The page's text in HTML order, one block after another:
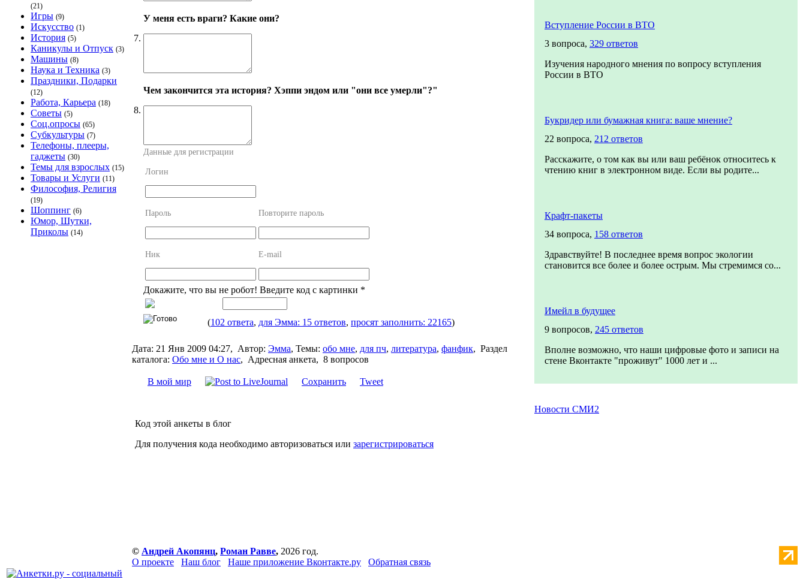
(21)
Игры (9)
Искусство (1)
История (5)
Каникулы и Отпуск (3)
Машины (8)
Наука и Техника (3)
Праздники, Подарки
(12)
Работа, Карьера (18)
Советы (5)
Соц.опросы (65)
Субкультуры (7)
Телефоны, плееры,
гаджеты (30)
Темы для взрослых (15)
Товары и Услуги (11)
Философия, Религия
(19)
Шоппинг (6)
Юмор, Шутки,
Приколы (14)
7.
У меня есть враги? Какие они?
8.
Чем закончится эта история? Хэппи эндом или "они все умерли"?"
Данные для регистрации
Логин
Пароль Повторите пароль
Ник E-mail
Докажите, что вы не робот! Введите код с картинки *
(102 ответа, для Эмма: 15 ответов, просят заполнить: 22165)
Дата: 21 Янв 2009 04:27, Автор: Эмма, Темы: обо мне, для пч, литература, фанфик, Раздел
каталога: Обо мне и О нас, Адресная анкета, 8 вопросов
В мой мир Сохранить Tweet
Код этой анкеты в блог
Для получения кода необходимо авторизоваться или зарегистрироваться
Вступление России в ВТО
3 вопроса, 329 ответов
Изучения народного мнения по вопросу вступления
России в ВТО
Букридер или бумажная книга: ваше мнение?
22 вопроса, 212 ответов
Расскажите, о том как вы или ваш ребёнок относитесь к
чтению книг в электронном виде. Если вы родите...
Крафт-пакеты
34 вопроса, 158 ответов
Здравствуйте! В последнее время вопрос экологии
становится все более и более острым. Мы стремимся со...
Имейл в будущее
9 вопросов, 245 ответов
Вполне возможно, что наши цифровые фото и записи на
стене Вконтакте "проживут" 1000 лет и ...
Новости СМИ2
© Андрей Акопянц, Роман Равве, 2026 год.
О проекте
Наш блог Наше приложение Вконтакте.ру Обратная связь